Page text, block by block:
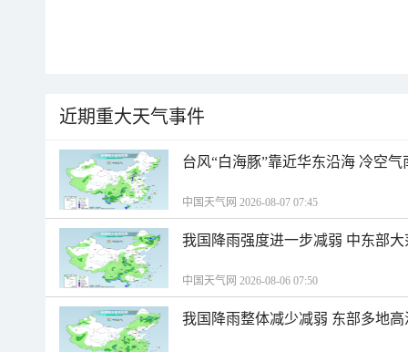
近期重大天气事件
台风“白海豚”靠近华东沿海 冷空
中国天气网 2026-08-07 07:45
我国降雨强度进一步减弱 中东部
中国天气网 2026-08-06 07:50
我国降雨整体减少减弱 东部多地